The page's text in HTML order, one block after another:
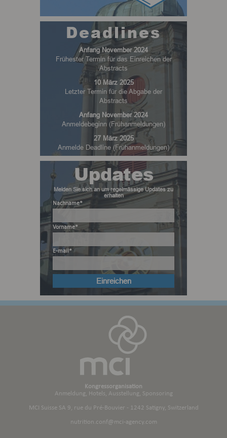
Deadlines
Anfang November 2024
Frühester Termin für das Einreichen der
Abstracts
10 März 2025
Letzter Termin für die Abgabe der
Abstracts
Anfang November 2024
Anmeldebeginn (Frühanmeldungen)
27 März 2025
Anmelde Deadline (Frühanmeldungen)
Updates
Melden Sie sich an um regelmässige Updates zu
erhalten
Nachname*
Vorname*
E-mail*
Kongressorganisation
Anmeldung, Hotels, Ausstellung, Sponsoring
MCI Suisse SA 9, rue du Pré-Bouvier - 1242 Satigny, Switzerland
nutrition.conf@mci-agency.com